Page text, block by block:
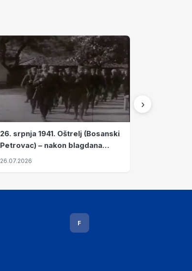
26. srpnja 1941. Oštrelj (Bosanski
Petrovac) – nakon blagdana
Svete Ane izvršen napad srpskih
26.07.2026
›
F